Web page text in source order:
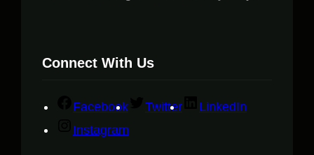
Connect With Us
Facebook Twitter
LinkedIn
Instagram